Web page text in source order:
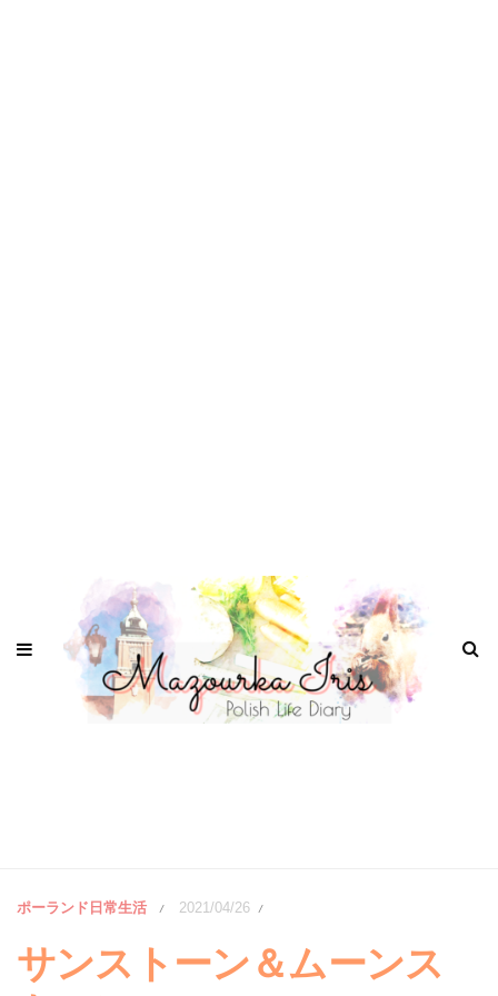
ポーランド日常生活 / 2021/04/26 /
サンストーン＆ムーンス